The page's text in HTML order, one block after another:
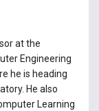
at the
Engineering
he is heading
He also
Learning